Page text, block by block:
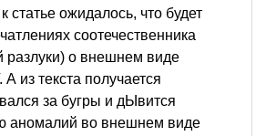
статье ожидалось, что будет
соотечественника
разлуки) о внешнем виде
из текста получается
за бугры и дЫвится
аномалий во внешнем виде